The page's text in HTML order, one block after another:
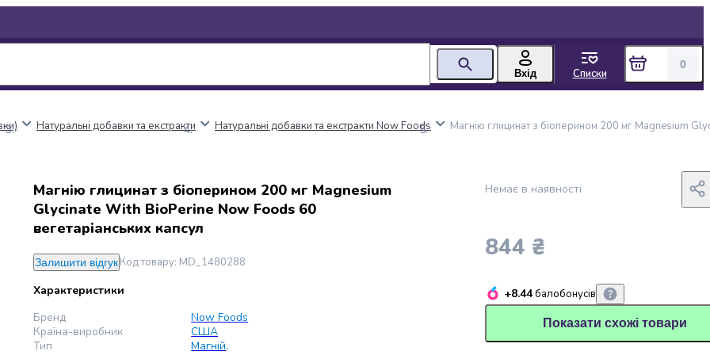
Вхід Списки
0
Натуральні добавки та екстракти Натуральні добавки та екстракти Now Foods Магнію глицинат з біоперином 200 мг Magnesium
Магнію глицинат з біоперином 200 мг Magnesium
Glycinate With BioPerine Now Foods 60
вегетаріанських капсул
Залишити відгукКод товару: MD_1480288
Характеристики
Бренд
Now Foods
Країна-виробник
США
Тип
Магній,
Немає в наявності
844 ₴
+8.44балобонусів
Показати схожі товари